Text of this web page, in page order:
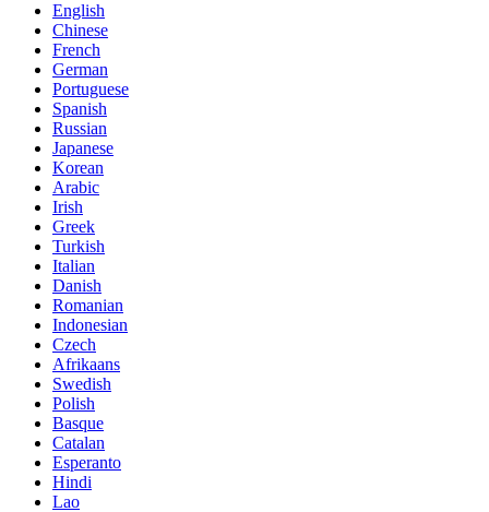
English
Chinese
French
German
Portuguese
Spanish
Russian
Japanese
Korean
Arabic
Irish
Greek
Turkish
Italian
Danish
Romanian
Indonesian
Czech
Afrikaans
Swedish
Polish
Basque
Catalan
Esperanto
Hindi
Lao